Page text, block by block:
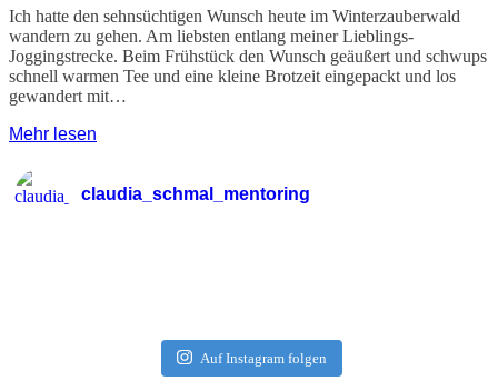
Ich hatte den sehnsüchtigen Wunsch heute im Winterzauberwald
wandern zu gehen. Am liebsten entlang meiner Lieblings-
Joggingstrecke. Beim Frühstück den Wunsch geäußert und schwups
schnell warmen Tee und eine kleine Brotzeit eingepackt und los
gewandert mit…
Mehr lesen
claudia_schmal_mentoring
Auf Instagram folgen